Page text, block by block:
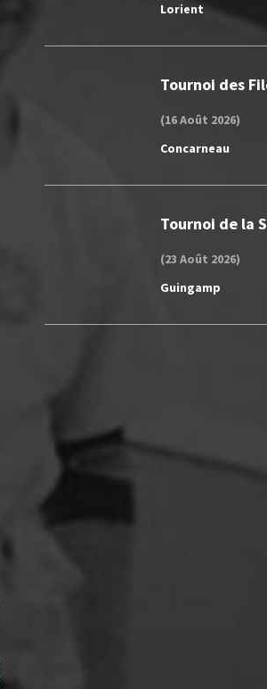
Lorient
Tournoi des
(16 Août 2026)
Concarneau
Tournoi de la
(23 Août 2026)
Guingamp